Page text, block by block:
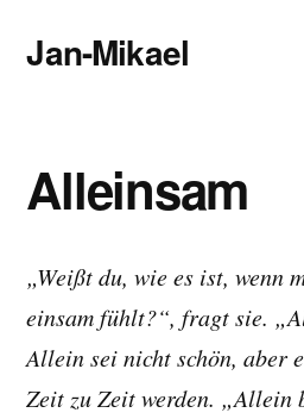
Inhalt
springen
menu
Jan-Mikael
Eder
Alleinsam
„Weißt du, wie es ist, wenn
einsam fühlt?“, fragt sie.
Allein sei nicht schön, aber
Zeit zu Zeit werden. „Allein